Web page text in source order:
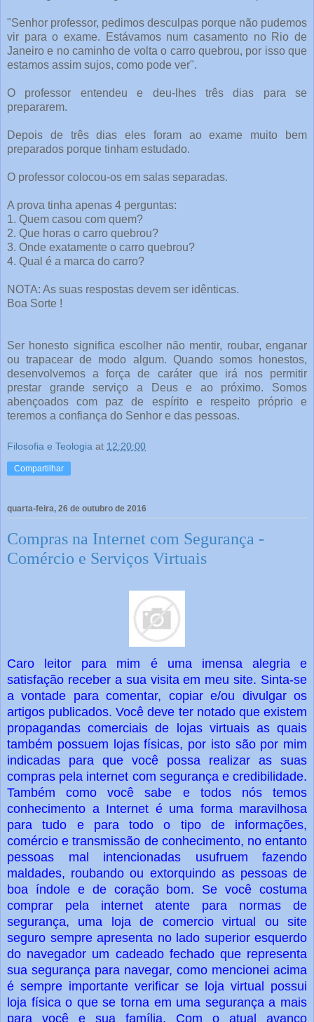
"Senhor professor, pedimos desculpas porque não pudemos
vir para o exame. Estávamos num casamento no Rio de
Janeiro e no caminho de volta o carro quebrou, por isso que
estamos assim sujos, como pode ver".
O professor entendeu e deu-lhes três dias para se
prepararem.
Depois de três dias eles foram ao exame muito bem
preparados porque tinham estudado.
O professor colocou-os em salas separadas.
A prova tinha apenas 4 perguntas:
1. Quem casou com quem?
2. Que horas o carro quebrou?
3. Onde exatamente o carro quebrou?
4. Qual é a marca do carro?
NOTA: As suas respostas devem ser idênticas.
Boa Sorte !
Ser honesto significa escolher não mentir, roubar, enganar
ou trapacear de modo algum. Quando somos honestos,
desenvolvemos a força de caráter que irá nos permitir
prestar grande serviço a Deus e ao próximo. Somos
abençoados com paz de espírito e respeito próprio e
teremos a confiança do Senhor e das pessoas.
Filosofia e Teologia at 12:20:00
Compartilhar
quarta-feira, 26 de outubro de 2016
Compras na Internet com Segurança -
Comércio e Serviços Virtuais
Caro leitor para mim é uma imensa alegria e
satisfação receber a sua visita em meu site. Sinta-se
a vontade para comentar, copiar e/ou divulgar os
artigos publicados. Você deve ter notado que existem
propagandas comerciais de lojas virtuais as quais
também possuem lojas físicas, por isto são por mim
indicadas para que você possa realizar as suas
compras pela internet com segurança e credibilidade.
Também como você sabe e todos nós temos
conhecimento a Internet é uma forma maravilhosa
para tudo e para todo o tipo de informações,
comércio e transmissão de conhecimento, no entanto
pessoas mal intencionadas usufruem fazendo
maldades, roubando ou extorquindo as pessoas de
boa índole e de coração bom. Se você costuma
comprar pela internet atente para normas de
segurança, uma loja de comercio virtual ou site
seguro sempre apresenta no lado superior esquerdo
do navegador um cadeado fechado que representa
sua segurança para navegar, como mencionei acima
é sempre importante verificar se loja virtual possui
loja física o que se torna em uma segurança a mais
para você e sua família. Com o atual avanço